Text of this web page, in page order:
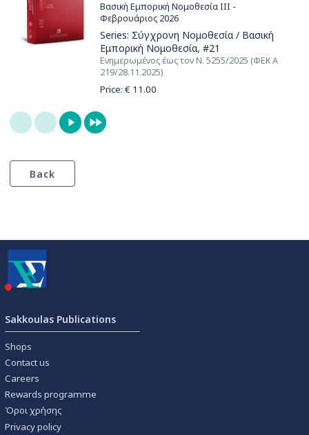
Βασική Εμπορική Νομοθεσία ΙΙΙ -
Φεβρουάριος 2026
Series: Σύγχρονη Νομοθεσία / Βασική
Εμπορική Νομοθεσία, #21
Ενημερωμένος έως τον Ν. 5255/2025 (ΦΕΚ Α
219/28.11.2025)
Price: € 11.00
Sakkoulas Publications
Shops
Contact us
Careers
Rewards programme
Όροι χρήσης
Privacy policy